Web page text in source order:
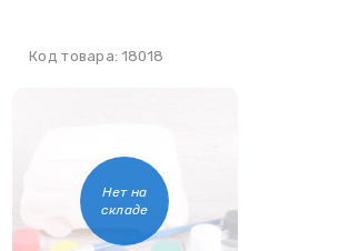
Код товара: 18018
Нет на
складе